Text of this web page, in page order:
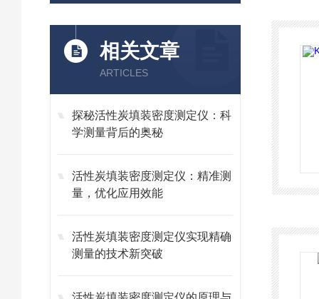
相关文章
ARTICLES
探秘活性炭填装密度测定仪：科
学测量背后的奥秘
活性炭填装密度测定仪：精准测
量，优化应用效能
活性炭填装密度测定仪实现精确
测量的技术新突破